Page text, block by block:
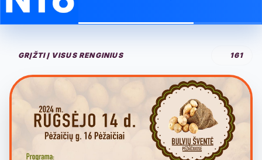
PASLAUGOS
KONTAKTAI
GRĮŽTI Į VISUS RENGINIUS 161